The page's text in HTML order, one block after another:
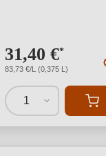
31,40 €*
83,73 €/L (0,375 L)
1